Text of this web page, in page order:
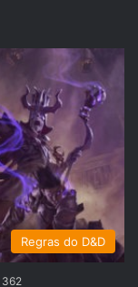
Regras do D&D
362